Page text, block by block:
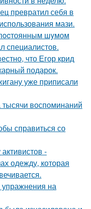
превратил себя в
мази.
шyмом
специалистов.
что Егор крид
подарок.
уже приписали
воспоминаний
справиться со
-
одежду, которая
упражнения на